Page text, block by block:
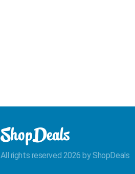
All rights reserved 2026 by ShopDeals